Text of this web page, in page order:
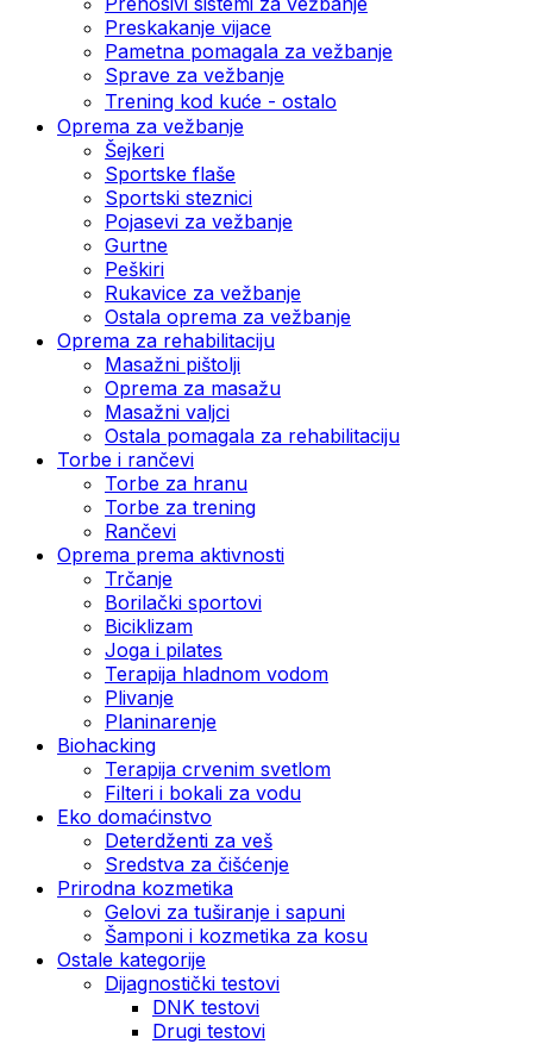
Preskakanje vijace
Pametna pomagala za vežbanje
Sprave za vežbanje
Trening kod kuće - ostalo
Oprema za vežbanje
Šejkeri
Sportske flaše
Sportski steznici
Pojasevi za vežbanje
Gurtne
Peškiri
Rukavice za vežbanje
Ostala oprema za vežbanje
Oprema za rehabilitaciju
Masažni pištolji
Oprema za masažu
Masažni valjci
Ostala pomagala za rehabilitaciju
Torbe i rančevi
Torbe za hranu
Torbe za trening
Rančevi
Oprema prema aktivnosti
Trčanje
Borilački sportovi
Biciklizam
Joga i pilates
Terapija hladnom vodom
Plivanje
Planinarenje
Biohacking
Terapija crvenim svetlom
Filteri i bokali za vodu
Eko domaćinstvo
Deterdženti za veš
Sredstva za čišćenje
Prirodna kozmetika
Gelovi za tuširanje i sapuni
Šamponi i kozmetika za kosu
Ostale kategorije
Dijagnostički testovi
DNK testovi
Drugi testovi